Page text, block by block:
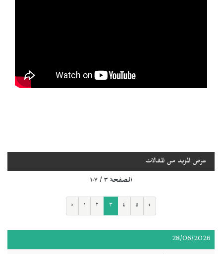
عرض المزيد من المقالات
الصفحة ٣ / ١٠٧
‹ ١ ٢ ٣ ٤ ٥ ›
28/06/2026